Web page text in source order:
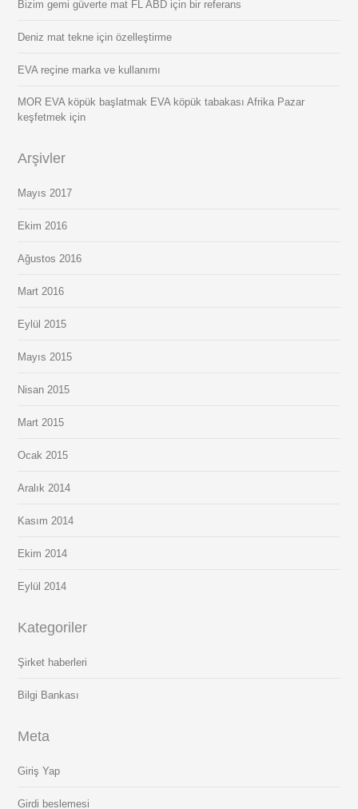
Bizim gemi güverte mat FL ABD için bir referans
Deniz mat tekne için özelleştirme
EVA reçine marka ve kullanımı
MOR EVA köpük başlatmak EVA köpük tabakası Afrika Pazar
keşfetmek için
Arşivler
Mayıs 2017
Ekim 2016
Ağustos 2016
Mart 2016
Eylül 2015
Mayıs 2015
Nisan 2015
Mart 2015
Ocak 2015
Aralık 2014
Kasım 2014
Ekim 2014
Eylül 2014
Kategoriler
Şirket haberleri
Bilgi Bankası
Meta
Giriş Yap
Girdi beslemesi